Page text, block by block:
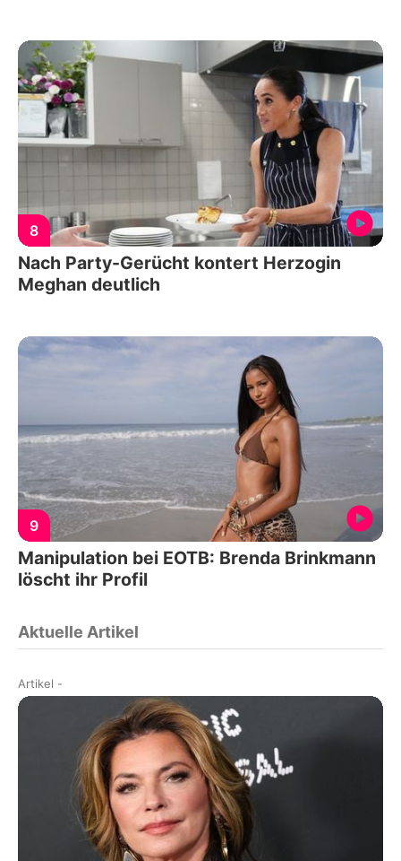
8
Nach Party-Gerücht kontert Herzogin
Meghan deutlich
9
Manipulation bei EOTB: Brenda Brinkmann
löscht ihr Profil
Aktuelle Artikel
Artikel -